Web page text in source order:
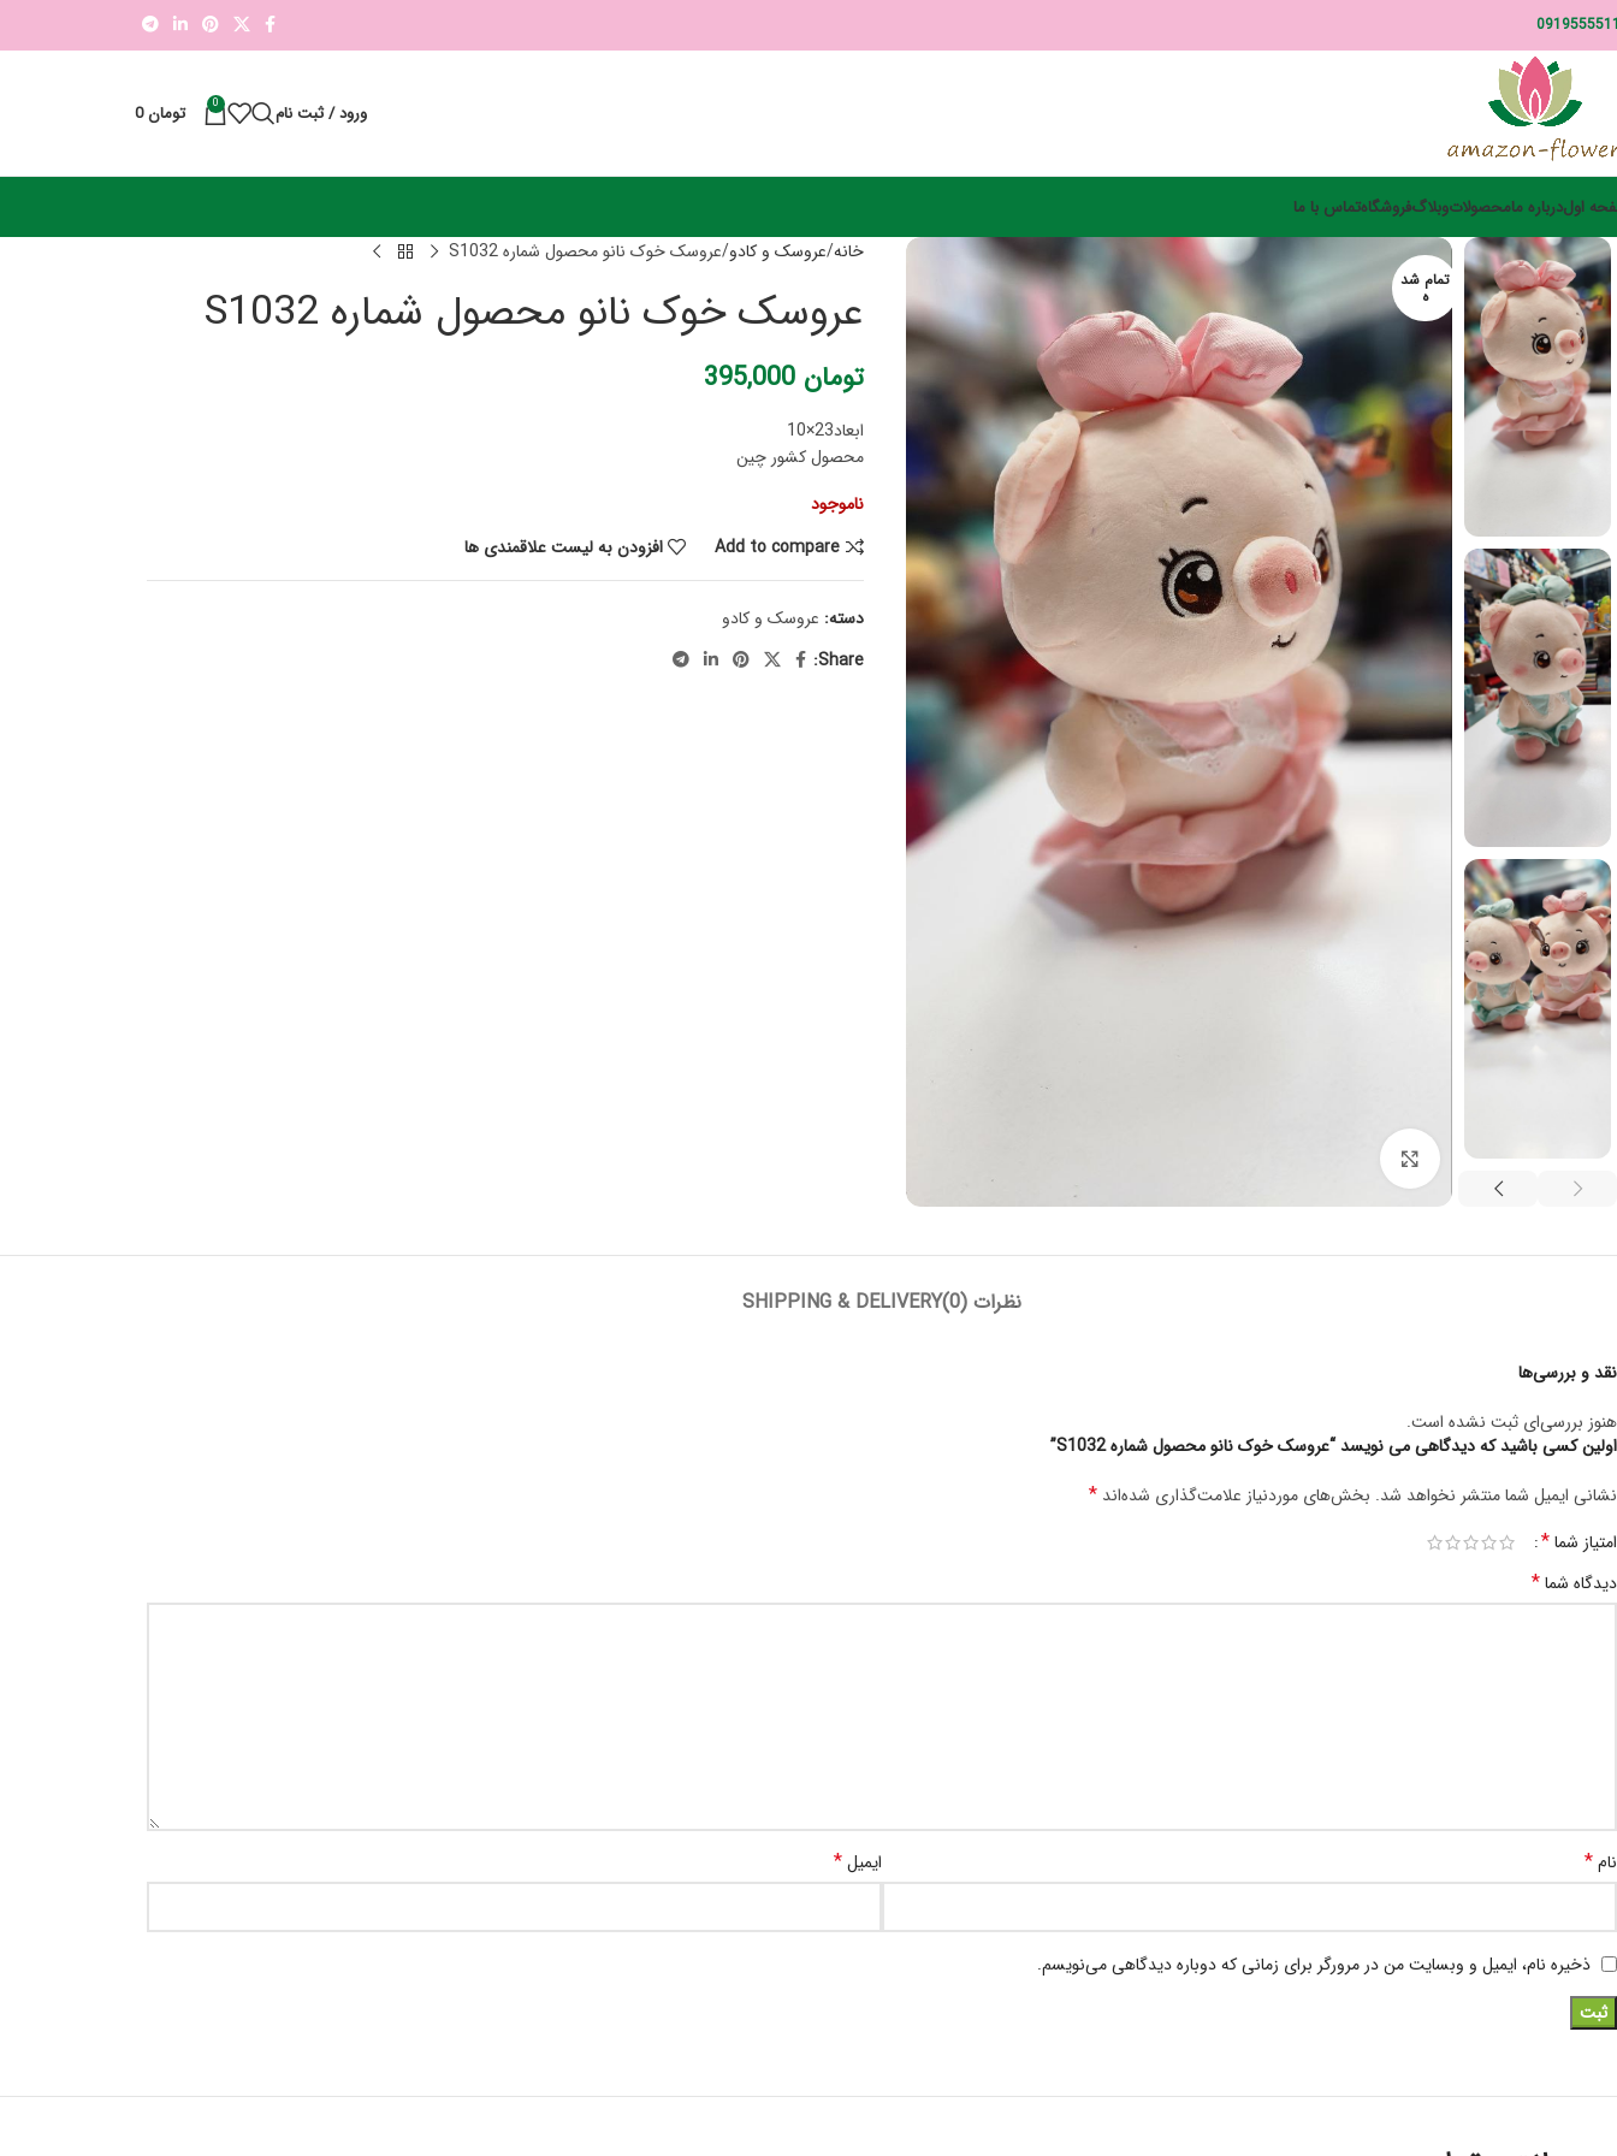
ورود / ثبت نام 0 تومان0
اولدرباره مامحصولاتوبلاگفروشگاهتماس با ما
تمام شد
ه
خانه عروسک و کادو عروسک خوک نانو محصول شماره S1032
عروسک خوک نانو محصول شماره S1032
تومان
ابعاد23×10
محصول کشور چین
ناموجود
Add to compare
افزودن به لیست علاقمندی ها
دسته: عروسک و کادو
Share:
نظرات (0) SHIPPING & DELIVERY
نقد و بررسی‌ها
هنوز بررسی‌ای ثبت نشده است.
اولین کسی باشید که دیدگاهی می نویسد “عروسک خوک نانو محصول شماره S1032”
نشانی ایمیل شما منتشر نخواهد شد. بخش‌های موردنیاز علامت‌گذاری شده‌اند *
امتیاز شما*
دیدگاه شما*
نام* ایمیل*
ذخیره نام، ایمیل و وبسایت من در مرورگر برای زمانی که دوباره دیدگاهی می‌نویسم.